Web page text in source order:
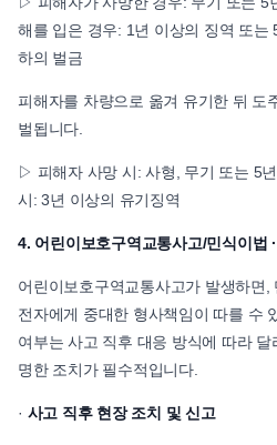
해를 입은 경우: 1년 이상의 징역 또는
하의 벌금
피해자를 차량으로 옮겨 유기한 뒤 도
벌됩니다.
▷ 피해자 사망 시: 사형, 무기 또는 5
시: 3년 이상의 유기징역
4. 어린이보호구역교통사고/민식이법
어린이보호구역교통사고가 발생하면
전자에게 중대한 형사책임이 따를 수
여부는 사고 직후 대응 방식에 따라
명한 조치가 필수적입니다.
· 사고 직후 현장 조치 및 신고